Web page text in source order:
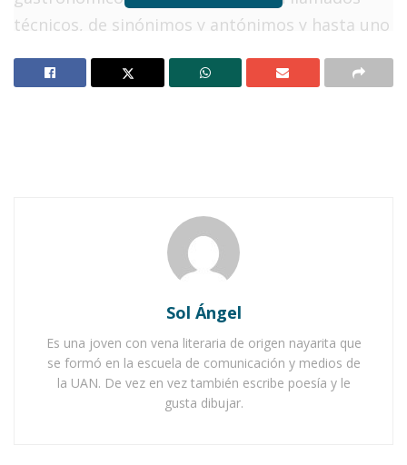
técnicos, de sinónimos y antónimos y hasta uno
Entonces, entre tanta diversidad, ¿por qué no
acción y reacción. Un diccionario poético
colaboraría en la definición de la cotidianidad
mundana para adentrarse en la exaltación del
Notas Relacionadas
Diccionario poético (Letra C)
Sol Ángel
Es una joven con vena literaria de origen nayarita que
se formó en la escuela de comunicación y medios de
la UAN. De vez en vez también escribe poesía y le
gusta dibujar.